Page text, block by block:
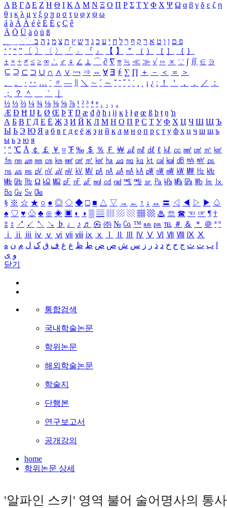
Α Β ΓΔ Ε Ζ Η Θ Ι ΚΛ Μ Ν Ξ Ο Π Ρ Σ ΤΥ Φ Χ Ψ Ω α β γ δ ε ζ η
θ ι κ λ μ ν ξ ο π ρ σ τ υ φ χ ψ ω
á à Á À é è É È ç Ç ê
Ä Ö Ü ä ö ü ß
ִֶֹ ֻּ ׁׂ פ ם ן ו ט א ר ק ף ך ל ח י ע כ ג ד ש ץ ת צ מ נ ה ב
‘ ’ “ ” 〔 〕 〈 〉 「 」 『 』 【 】 ＂ （ ） ［ ］ ｛ ｝
± × ÷ ≠ ≤ ≥ ∞ ∴ ♂ ♀ ∠ ⊥ ⌒ ∂ ∇ ≡ ≒ ≪ ≫ √ ∽ ∝ ∵ ∫ ∬ ∈ ∋
⊆ ⊇ ⊂ ⊃ ∪ ∩ ∧ ∨ ￢ ⇒ ⇔ ∀ ∃ ∮ ∑ ∏ ＋ － ＜ ＝
＞
、
。 · ‥ … ¨ 〃 ― ＼ ∼ ´ ～ ˇ ˘ ˝ ˚ ˙ ¸ ¡ ¿ ː ！ ＇ ， ． ／
：
；
？ ＾ ｀
½ ⅓ ⅔ ¼ ¾ ⅛ ⅜ ⅝ ⅞ ¹ ² ³ ⁴ ⁿ ₁ ₂ ₃ ₄
Æ Ð Ħ Ĳ Ł Ø Œ Þ Ŧ Ŋ æ đ ð ħ ı ĳ ĸ ŀ ł ø œ ß þ ŧ ŋ ŉ
А Б В Г Д Е Ё Ж З И Й К Л М Н О П Р С Т У Ф Х Ц Ч Ш Щ Ъ
Ы Ь Э Ю Я а б в г д е ё ж з и й к л м н о п р с т у ф х ц ч ш щ ъ
ы ь э ю я
′ ″ ℃ Å ￠ ￡ ￥ ¤ ℉ ‰ ＄ ％ Ｆ ￦ ㎕ ㎖ ㎗ ℓ ㎘ ㏄ ㎣ ㎤ ㎥ ㎦
㎙ ㎚ ㎛ ㎜ ㎝ ㎞ ㎟ ㎠ ㎡ ㎢ ㏊ ㎍ ㎎ ㎏ ㏏ ㎈ ㎉ ㏈ ㎧ ㎨ ㎰
㎱ ㎲ ㎳ ㎴ ㎵ ㎶ ㎷ ㎸ ㎹ ㎀ ㎁ ㎂ ㎃ ㎄ ㎺ ㎻ ㎽ ㎾ ㎿ ㎐ ㎑
㎒ ㎓ ㎔ Ω ㏀ ㏁ ㎊ ㎋ ㎌ ㏖ ㏅ ㎭ ㎮ ㎯ ㏛ ㎩ ㎪ ㎫ ㎬ ㏝ ㏐
㏓
㏃ ㏉ ㏜ ㏆
§ ※ ☆ ★ ○ ● ◎ ◇ ◆ □ ■ △ ▽ → ← ↑ ↓ ↔ 〓 ◁ ◀ ▷ ▶ ♤
♠ ♡ ♥ ♧ ♣ ⊙ ◈ ▣ ◐ ◑ ▒ ▤ ▨ ▧ ▦ ▩ ♨ ☏ ☎ ☜ ☞ ¶ †
‡ ↕ ↗ ↙ ↖ ↘ ♭ ♩ ♪ ♬ ㉿ ㈜ № ㏇ ™ ㏂ ㏘ ℡ ＃ ＆ ＊ ＠ ª º
ⅰ
ⅱ ⅲ ⅳ ⅴ ⅵ ⅶ ⅷ ⅸ ⅹ Ⅳ Ⅴ Ⅵ Ⅶ Ⅷ Ⅸ Ⅹ
ب ت ث ج ح خ د ذ ر ز س ش ص ض ط ظ ع غ ف ق ک ل م ن ه
و ی
닫기
통합검색
국내학술논문
학위논문
해외학술논문
학술지
단행본
연구보고서
공개강의
home
학위논문 상세
'알파인 스키' 영역 불어 술어명사의 통사